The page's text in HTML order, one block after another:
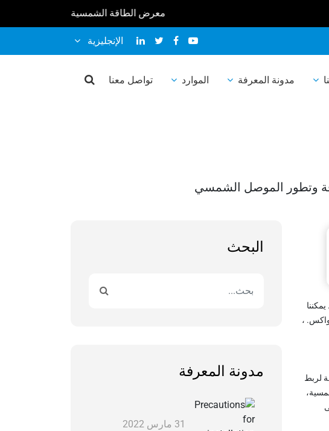
معرض الطاقة الشمسية لدينا في 2026 : * * معرض سولير إكسبو المغرب 2026 10-12 فبراير * * معرض الطاقة الشمسية أفريقيا 2026 25-27 مارس * * معرض الطاقة الشمسية والتخزين المباشر ماليزيا 2026 9-10 أبريل * * معرض كانتون 2026 ربيع 15-19 أبريل * * * بنغلاديش رينيكس الحادي عشر 2026 16-18 أبريل * * سولارتك إندونيسيا 2026 22-24 أبريل * * معرض المستقبل للطاقة الفلبين 2026 19-20 مايو * * SNEC PV+19 (2026) 3-5 يونيو * * أوروبا بين الشمس 2026 23-25 يونيو * * * أسبوع الطاقة المستدامة لآسيان 2026 1-3 يوليو * * معرض المستقبل للطاقة فيتنام 2026 8-9 يوليو * * سولار أفريقيا 2026 29-31 يوليو * * إنترسولار الشرق الأوسط 2026 1-3 سبتمبر * * معرض كانتون 2026 الخريف 15-19 أكتوبر * *
الإنجليزية
مدونة المعرفة الموارد تواصل معناالموصل
وتطور الموصل الشمسي
،
لربط
البحث
مدونة المعرفة
31 مارس 2022